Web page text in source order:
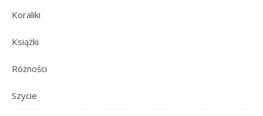
Koraliki
Książki
Różności
Szycie